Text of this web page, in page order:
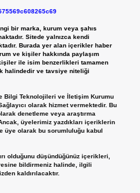
bir marka, kurum veya şahıs
Sitede yalnızca kendi
Burada yer alan içerikler haber
ve kişiler hakkında paylaşım
ile isim benzerlikleri tamamen
halindedir ve tavsiye niteliği
Bilgi Teknolojileri ve İletişim Kurumu
olarak hizmet vermektedir. Bu
denetleme veya araştırma
üyelerimiz yazdıkları içeriklerin
üye olarak bu sorumluluğu kabul
olduğunu düşündüğünüz içerikleri,
bildirmeniz halinde, ilgili
kaldırılacaktır.